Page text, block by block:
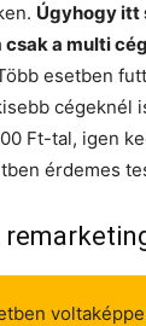
Úgyhogy itt
a multi
esetben
cégeknél
Ft-tal, igen
érdemes